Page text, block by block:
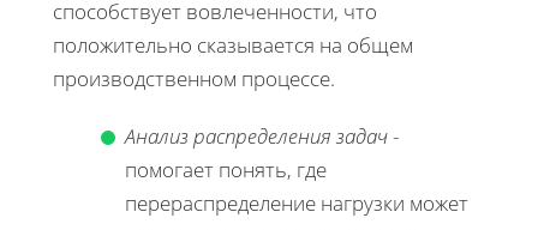
способствует вовлеченности, что
положительно сказывается на общем
производственном процессе.
Анализ распределения задач-
помогает понять, где
перераспределение нагрузки может